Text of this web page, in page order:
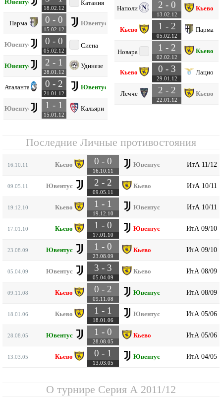
Ювентус
18.02.12
Катания
Парма 0 - 0
15.02.12
Ювентус
Ювентус 0 - 0
05.02.12
Сиена
Ювентус 2 - 1
28.01.12
Удинезе
Аталанта 0 - 2
21.01.12
Ювентус
Ювентус 1 - 1
15.01.12
Кальяри
Наполи 2 - 0
13.02.12
Кьево
Кьево 1 - 2
05.02.12
Парма
Новара 1 - 2
02.02.12
Кьево
Кьево 0 - 3
29.01.12
Лацио
Лечче 2 - 2
22.01.12
Кьево
Последние Личные противостояния
16.10.11 Кьево 0 - 0
16.10.11
Ювентус ИтА 11/12
09.05.11 Ювентус 2 - 2
09.05.11
Кьево ИтА 10/11
19.12.10 Кьево 1 - 1
19.12.10
Ювентус ИтА 10/11
17.01.10 Кьево 1 - 0
17.01.10
Ювентус ИтА 09/10
23.08.09 Ювентус 1 - 0
23.08.09
Кьево ИтА 09/10
05.04.09 Ювентус 3 - 3
05.04.09
Кьево ИтА 08/09
09.11.08 Кьево 0 - 2
09.11.08
Ювентус ИтА 08/09
18.01.06 Кьево 1 - 1
18.01.06
Ювентус ИтА 05/06
28.08.05 Ювентус 1 - 0
28.08.05
Кьево ИтА 05/06
13.03.05 Кьево 0 - 1
13.03.05
Ювентус ИтА 04/05
О турнире Серия А 2011/12